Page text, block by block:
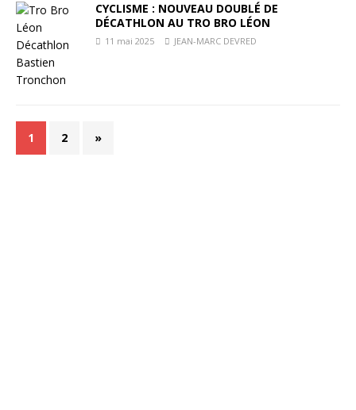
CYCLISME : NOUVEAU DOUBLÉ DE
DÉCATHLON AU TRO BRO LÉON
11 mai 2025 JEAN-MARC DEVRED
1 2 »